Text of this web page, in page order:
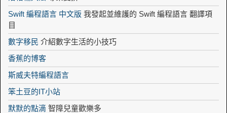
Swift 編程語言 中文版 我發起並維護的 Swift 編程語言 翻譯項
目
數字移民 介紹數字生活的小技巧
香蕉的博客
斯威夫特編程語言
笨土豆的IT小站
默默的點滴 智障兒童歡樂多